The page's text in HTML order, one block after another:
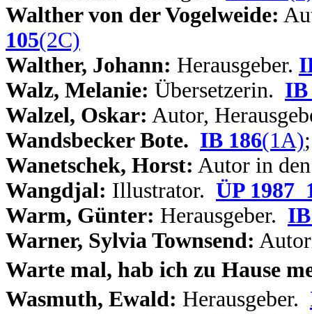
Walther von der Vogelweide:
105(2C)
Walther, Johann: Herausgeber.
Walz, Melanie: Übersetzerin. IB
Walzel, Oskar: Autor,
Wandsbecker Bote. IB 186(1A)
Wanetschek, Horst: Autor in
Wangdjal: Illustrator. ÜP
Warm, Günter: Herausgeber.
Warner, Sylvia Townsend:
Warte mal, hab ich zu Hause
Wasmuth, Ewald: Herausgeber.